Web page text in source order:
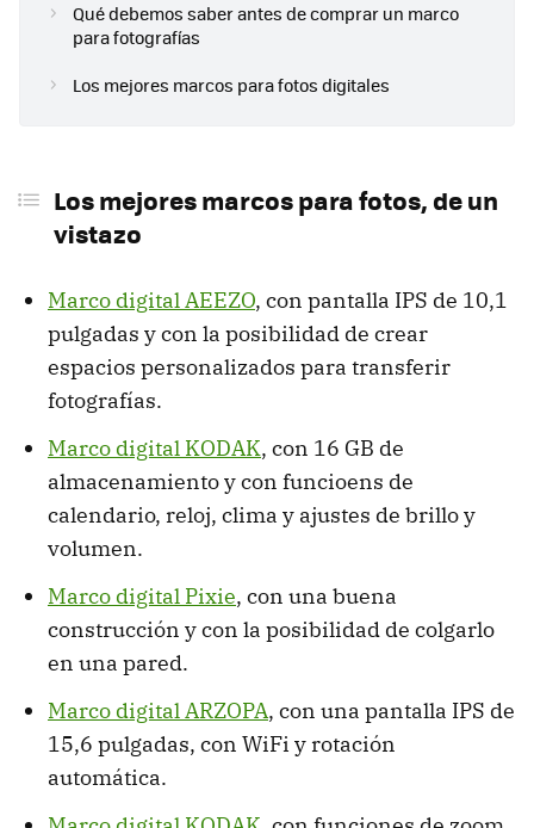
Qué debemos saber antes de comprar un marco
para fotografías
Los mejores marcos para fotos digitales
Los mejores marcos para fotos, de un
vistazo
Marco digital AEEZO, con pantalla IPS de 10,1
pulgadas y con la posibilidad de crear
espacios personalizados para transferir
fotografías.
Marco digital KODAK, con 16 GB de
almacenamiento y con funcioens de
calendario, reloj, clima y ajustes de brillo y
volumen.
Marco digital Pixie, con una buena
construcción y con la posibilidad de colgarlo
en una pared.
Marco digital ARZOPA, con una pantalla IPS de
15,6 pulgadas, con WiFi y rotación
automática.